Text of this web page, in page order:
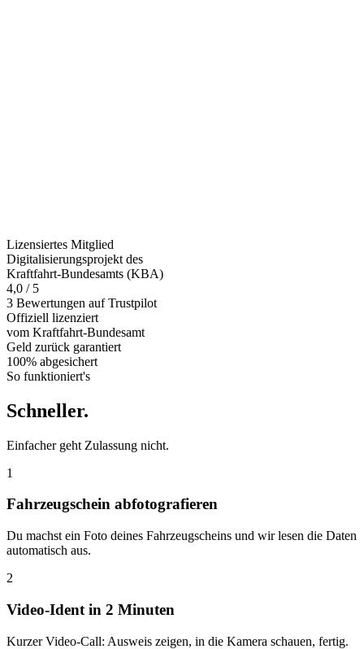
Lizensiertes Mitglied
Digitalisierungsprojekt des
Kraftfahrt-Bundesamts (KBA)
4,0 / 5
3 Bewertungen auf Trustpilot
Offiziell lizenziert
vom Kraftfahrt-Bundesamt
Geld zurück garantiert
100% abgesichert
So funktioniert's
Schneller.
Einfacher geht Zulassung nicht.
1
Fahrzeugschein abfotografieren
Du machst ein Foto deines Fahrzeugscheins und wir lesen die Daten
automatisch aus.
2
Video-Ident in 2 Minuten
Kurzer Video-Call: Ausweis zeigen, in die Kamera schauen, fertig.